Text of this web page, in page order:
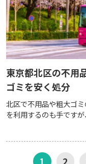
東京都北区の不用
ゴミを安く処分
北区で不用品や粗大ゴ
を利用するのも手です
1 2